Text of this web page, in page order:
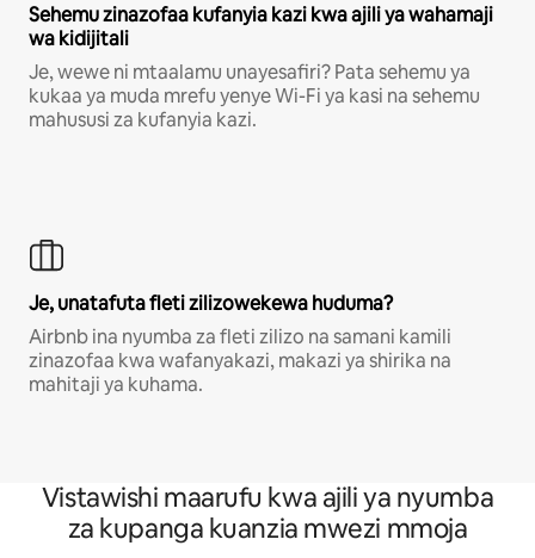
Sehemu zinazofaa kufanyia kazi kwa ajili ya wahamaji
wa kidijitali
Je, wewe ni mtaalamu unayesafiri? Pata sehemu ya
kukaa ya muda mrefu yenye Wi-Fi ya kasi na sehemu
mahususi za kufanyia kazi.
Je, unatafuta fleti zilizowekewa huduma?
Airbnb ina nyumba za fleti zilizo na samani kamili
zinazofaa kwa wafanyakazi, makazi ya shirika na
mahitaji ya kuhama.
Vistawishi maarufu kwa ajili ya nyumba
za kupanga kuanzia mwezi mmoja